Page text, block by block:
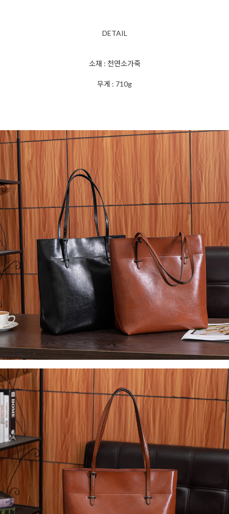
DETAIL
소재 : 천연소가죽
무게 : 710g